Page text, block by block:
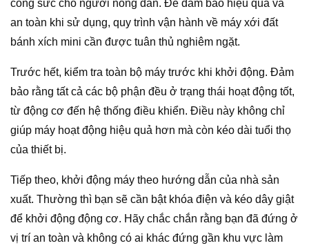
công sức cho người nông dân. Để đảm bảo hiệu quả và
an toàn khi sử dụng, quy trình vận hành về máy xới đất
bánh xích mini cần được tuân thủ nghiêm ngặt.
Trước hết, kiểm tra toàn bộ máy trước khi khởi động. Đảm
bảo rằng tất cả các bộ phận đều ở trạng thái hoạt động tốt,
từ động cơ đến hệ thống điều khiển. Điều này không chỉ
giúp máy hoạt động hiệu quả hơn mà còn kéo dài tuổi thọ
của thiết bị.
Tiếp theo, khởi động máy theo hướng dẫn của nhà sản
xuất. Thường thì bạn sẽ cần bật khóa điện và kéo dây giật
để khởi động động cơ. Hãy chắc chắn rằng bạn đã đứng ở
vị trí an toàn và không có ai khác đứng gần khu vực làm